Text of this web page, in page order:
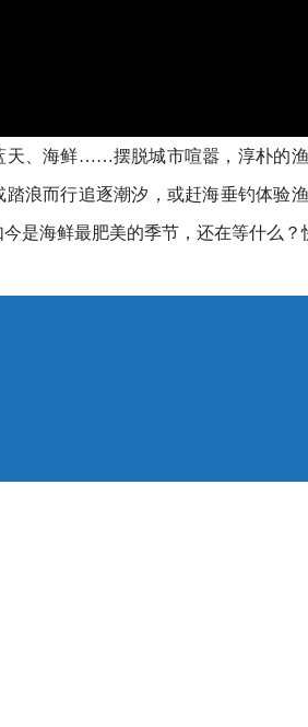
天、海鲜……摆脱城市喧嚣，淳朴的
踏浪而行追逐潮汐，或赶海垂钓体验
是海鲜最肥美的季节，还在等什么？